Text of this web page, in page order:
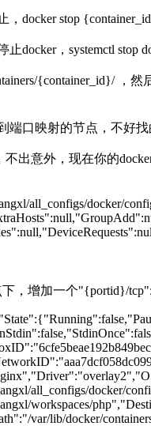
，docker stop
docker，systemctl stop
{container_id}/ ，然
端口映射的节点，不好
不出意外，现在你的
all_configs/docker/
下，增加一个"{portid}/
all_configs/docker/
workspaces/
var/lib/docker/